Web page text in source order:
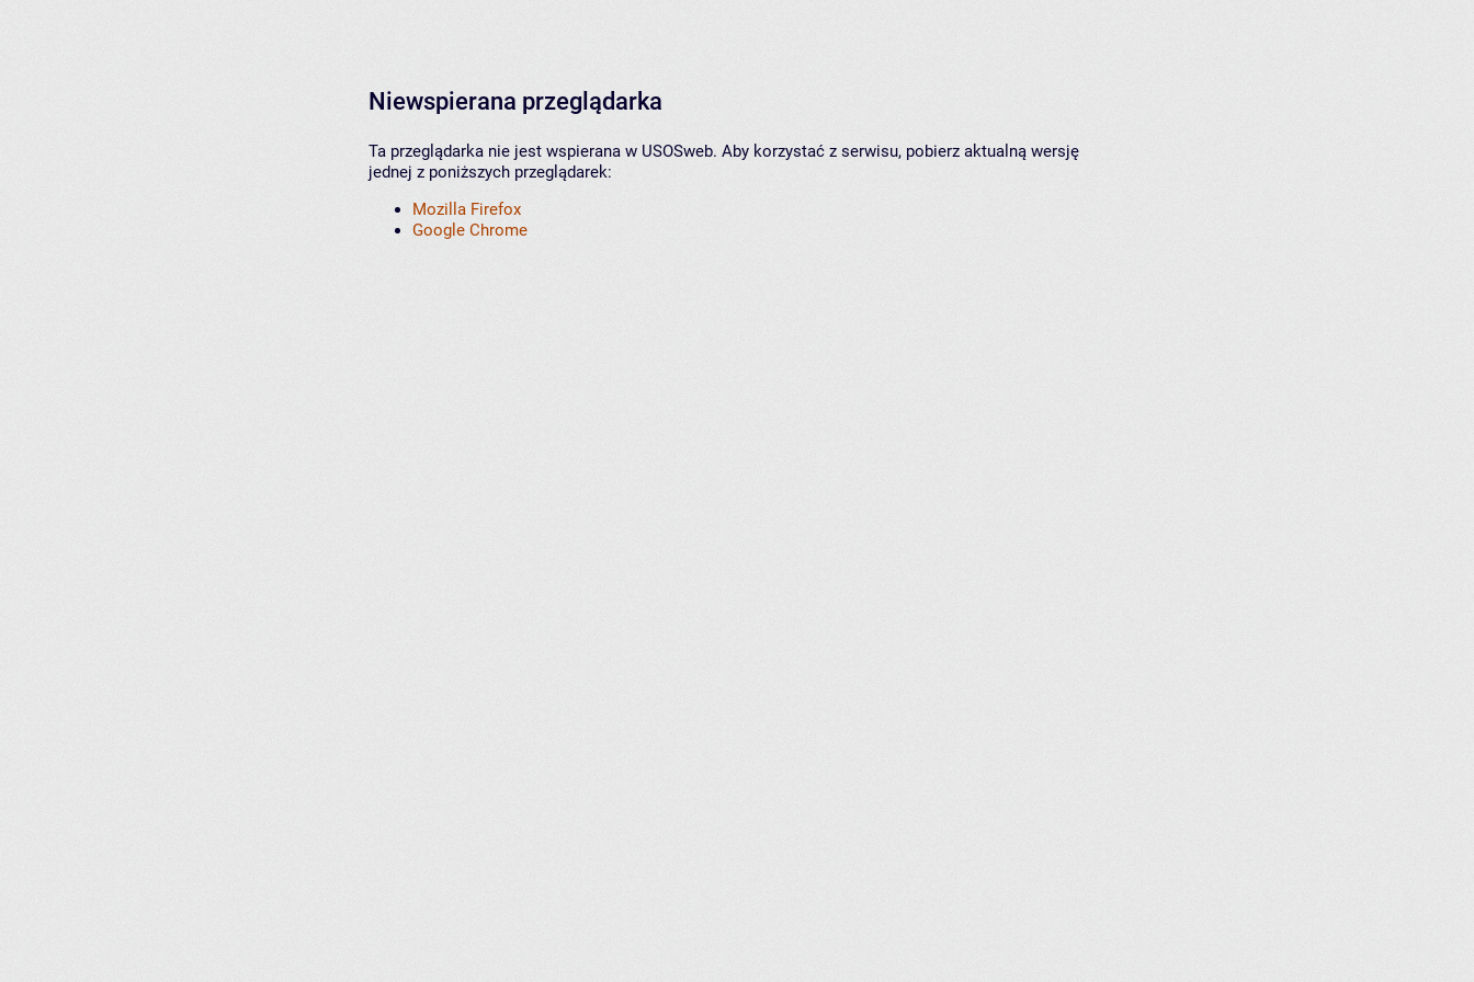
Niewspierana przeglądarka
Ta przeglądarka nie jest wspierana w USOSweb. Aby korzystać z serwisu, pobierz aktualną wersję
jednej z poniższych przeglądarek:
Mozilla Firefox
Google Chrome